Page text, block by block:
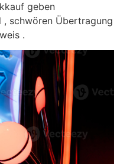
geben
, schwören Übertragung
.